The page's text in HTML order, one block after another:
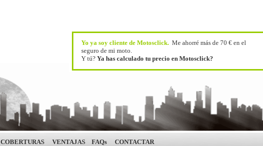
COBERTURAS VENTAJAS FAQs CONTACTAR
Yo ya soy cliente de Motosclick. Me ahorré más de 70 € en el
seguro de mi moto.
Y tú? Ya has calculado tu precio en Motosclick?